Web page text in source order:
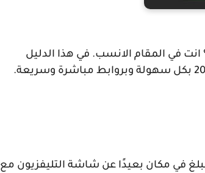
في المقام الانسب. في هذا الدليل
في مكان بعيدًا عن شاشة التليفزيون مع